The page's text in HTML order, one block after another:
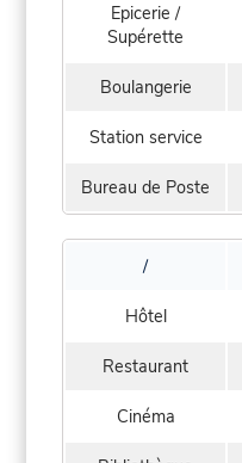
Epicerie /
Supérette
Boulangerie
Station service
Bureau de Poste
/
Hôtel
Restaurant
Cinéma